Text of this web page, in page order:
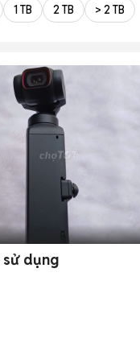
1 TB 2 TB > 2 TB
sử dụng